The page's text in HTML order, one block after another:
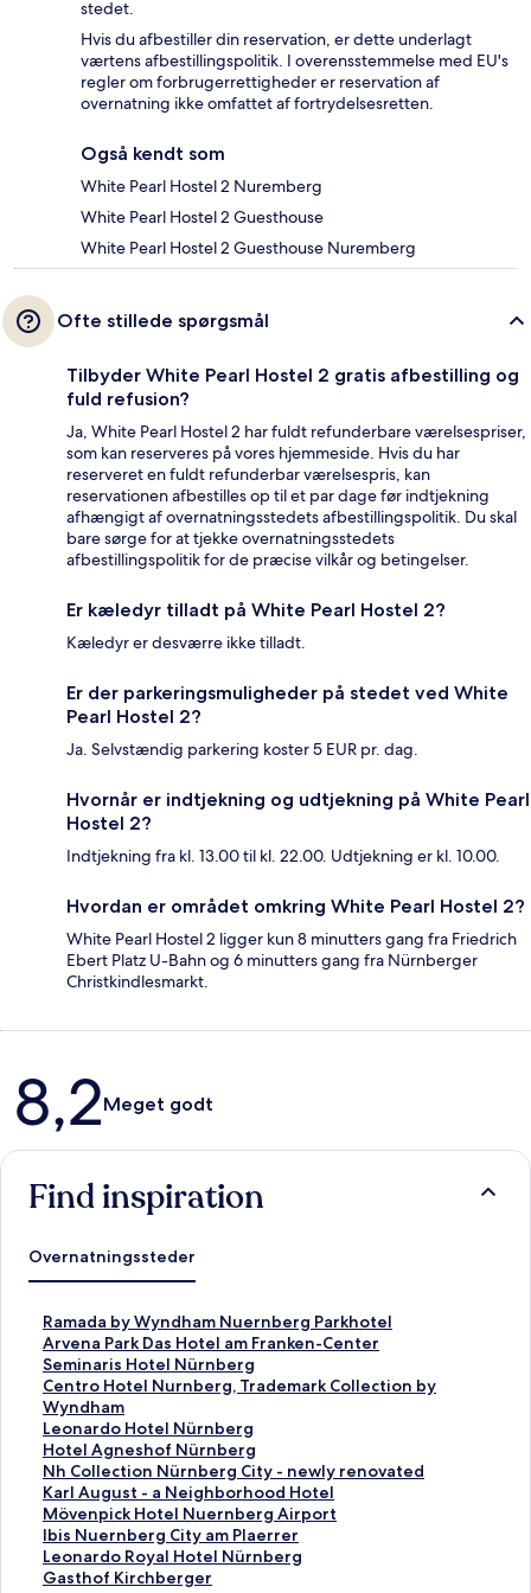
stedet.
Hvis du afbestiller din reservation, er dette underlagt
værtens afbestillingspolitik. I overensstemmelse med EU's
regler om forbrugerrettigheder er reservation af
overnatning ikke omfattet af fortrydelsesretten.
Også kendt som
White Pearl Hostel 2 Nuremberg
White Pearl Hostel 2 Guesthouse
White Pearl Hostel 2 Guesthouse Nuremberg
Ofte stillede spørgsmål
Tilbyder White Pearl Hostel 2 gratis afbestilling og
fuld refusion?
Ja, White Pearl Hostel 2 har fuldt refunderbare værelsespriser,
som kan reserveres på vores hjemmeside. Hvis du har
reserveret en fuldt refunderbar værelsespris, kan
reservationen afbestilles op til et par dage før indtjekning
afhængigt af overnatningsstedets afbestillingspolitik. Du skal
bare sørge for at tjekke overnatningsstedets
afbestillingspolitik for de præcise vilkår og betingelser.
Er kæledyr tilladt på White Pearl Hostel 2?
Kæledyr er desværre ikke tilladt.
Er der parkeringsmuligheder på stedet ved White
Pearl Hostel 2?
Ja. Selvstændig parkering koster 5 EUR pr. dag.
Hvornår er indtjekning og udtjekning på White Pearl
Hostel 2?
Indtjekning fra kl. 13.00 til kl. 22.00. Udtjekning er kl. 10.00.
Hvordan er området omkring White Pearl Hostel 2?
White Pearl Hostel 2 ligger kun 8 minutters gang fra Friedrich
Ebert Platz U-Bahn og 6 minutters gang fra Nürnberger
Christkindlesmarkt.
Anmeldelser
8,2Meget godt
Find inspiration
Overnatningssteder
Ramada by Wyndham Nuernberg Parkhotel
L
i
n
k
å
b
n
e
r
d
e
n
n
Arvena Park Das Hotel am Franken-Center
L
i
n
k
å
b
n
e
r
d
e
n
Seminaris Hotel Nürnberg
L
i
n
k
å
b
n
e
r
d
e
Centro Hotel Nurnberg, Trademark Collection by
Wyndham
L
i
n
k
å
b
n
e
r
d
Leonardo Hotel Nürnberg
L
i
n
k
å
b
n
e
Hotel Agneshof Nürnberg
L
i
n
k
å
b
n
Nh Collection Nürnberg City - newly renovated
L
i
n
k
å
b
Karl August - a Neighborhood Hotel
L
i
n
k
å
Mövenpick Hotel Nuernberg Airport
L
i
n
k
Ibis Nuernberg City am Plaerrer
L
i
n
Leonardo Royal Hotel Nürnberg
L
iGasthof Kirchberger
L